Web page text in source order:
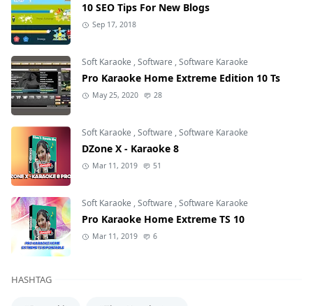
10 SEO Tips For New Blogs
Sep 17, 2018
Soft Karaoke ,Software ,Software Karaoke
Pro Karaoke Home Extreme Edition 10 Ts
May 25, 2020 28
Soft Karaoke ,Software ,Software Karaoke
DZone X - Karaoke 8
Mar 11, 2019 51
Soft Karaoke ,Software ,Software Karaoke
Pro Karaoke Home Extreme TS 10
Mar 11, 2019 6
HASHTAG